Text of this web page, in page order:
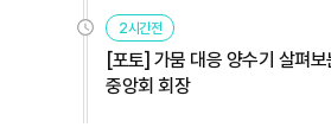
2시간전
[포토] 가뭄 대응 양수기 살펴
중앙회 회장